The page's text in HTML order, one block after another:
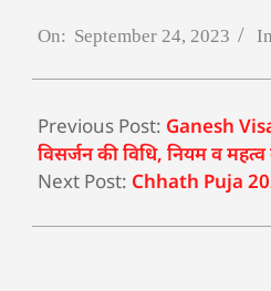
On: September 24, 2023
Previous Post: Ganesh
विसर्जन की विधि, नियम व
Next Post: Chhath Puja